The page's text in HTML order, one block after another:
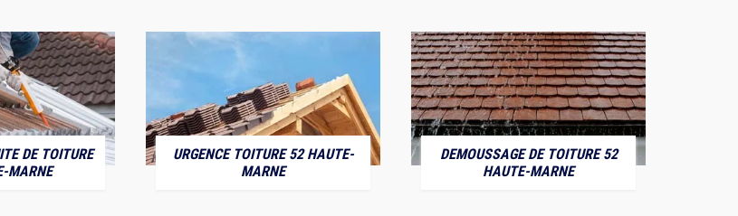
DE TOITURE
MARNE
URGENCE TOITURE 52 HAUTE-
MARNE
DEMOUSSAGE DE TOITURE 52
HAUTE-MARNE